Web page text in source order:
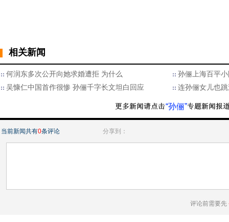
相关新闻
何润东多次公开向她求婚遭拒 为什么
孙俪上海百平
吴慷仁中国首作很惨 孙俪千字长文坦白回应
连孙俪女儿也
“孙俪”
当前新闻共有0条评论 分享到：
评论前需要先